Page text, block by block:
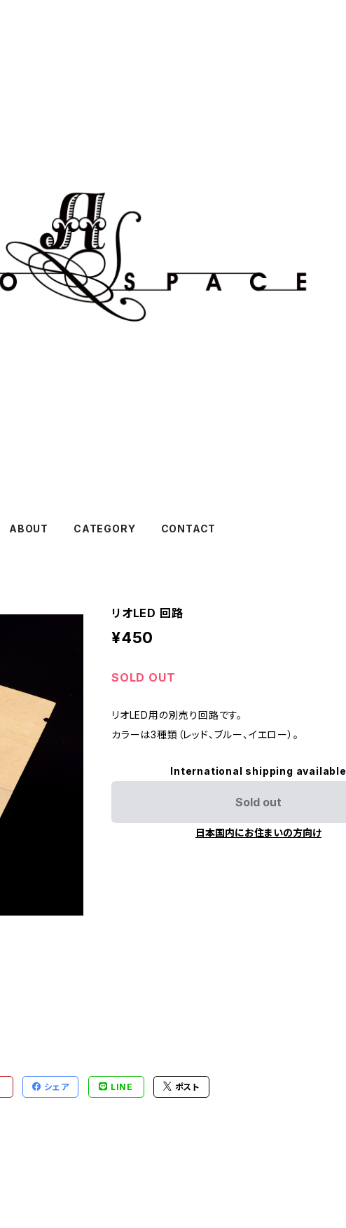
ABOUT CATEGORY CONTACT
リオLED 回路
¥450
SOLD OUT
リオLED用の別売り回路です。
カラーは3種類（レッド、ブルー、イエロー）。
International shipping available
Sold out
日本国内にお住まいの方向け
シェア LINE ポスト